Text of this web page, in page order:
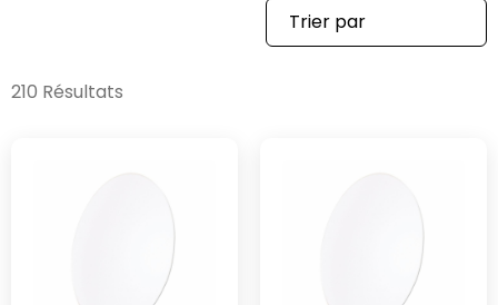
210 Résultats